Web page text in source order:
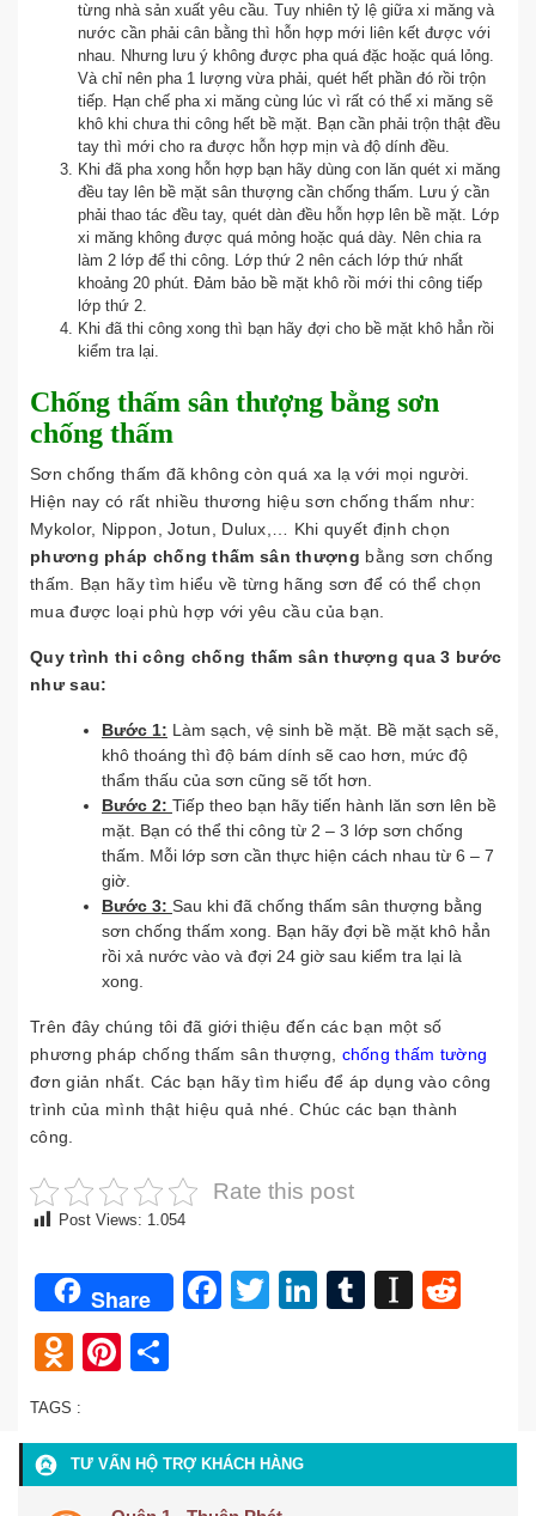
từng nhà sản xuất yêu cầu. Tuy nhiên tỷ lệ giữa xi măng và
nước cần phải cân bằng thì hỗn hợp mới liên kết được với
nhau. Nhưng lưu ý không được pha quá đặc hoặc quá lỏng.
Và chỉ nên pha 1 lượng vừa phải, quét hết phần đó rồi trộn
tiếp. Hạn chế pha xi măng cùng lúc vì rất có thể xi măng sẽ
khô khi chưa thi công hết bề mặt. Bạn cần phải trộn thật đều
tay thì mới cho ra được hỗn hợp mịn và độ dính đều.
Khi đã pha xong hỗn hợp bạn hãy dùng con lăn quét xi măng
đều tay lên bề mặt sân thượng cần chống thấm. Lưu ý cần
phải thao tác đều tay, quét dàn đều hỗn hợp lên bề mặt. Lớp
xi măng không được quá mỏng hoặc quá dày. Nên chia ra
làm 2 lớp để thi công. Lớp thứ 2 nên cách lớp thứ nhất
khoảng 20 phút. Đảm bảo bề mặt khô rồi mới thi công tiếp
lớp thứ 2.
Khi đã thi công xong thì bạn hãy đợi cho bề mặt khô hẳn rồi
kiểm tra lại.
Chống thấm sân thượng bằng sơn
chống thấm
Sơn chống thấm đã không còn quá xa lạ với mọi người.
Hiện nay có rất nhiều thương hiệu sơn chống thấm như:
Mykolor, Nippon, Jotun, Dulux,… Khi quyết định chọn
phương pháp chống thấm sân thượng bằng sơn chống
thấm. Bạn hãy tìm hiểu về từng hãng sơn để có thể chọn
mua được loại phù hợp với yêu cầu của bạn.
Quy trình thi công chống thấm sân thượng qua 3 bước
như sau:
Bước 1: Làm sạch, vệ sinh bề mặt. Bề mặt sạch sẽ,
khô thoáng thì độ bám dính sẽ cao hơn, mức độ
thẩm thấu của sơn cũng sẽ tốt hơn.
Bước 2: Tiếp theo bạn hãy tiến hành lăn sơn lên bề
mặt. Bạn có thể thi công từ 2 – 3 lớp sơn chống
thấm. Mỗi lớp sơn cần thực hiện cách nhau từ 6 – 7
giờ.
Bước 3: Sau khi đã chống thấm sân thượng bằng
sơn chống thấm xong. Bạn hãy đợi bề mặt khô hẳn
rồi xả nước vào và đợi 24 giờ sau kiểm tra lại là
xong.
Trên đây chúng tôi đã giới thiệu đến các bạn một số
phương pháp chống thấm sân thượng, chống thấm tường
đơn giản nhất. Các bạn hãy tìm hiểu để áp dụng vào công
trình của mình thật hiệu quả nhé. Chúc các bạn thành
công.
Rate this post
Post Views: 1.054
Share Facebook
TwitterLinkedIn
Tumblr
Odnoklassniki
Pinterest
TAGS :
TƯ VẤN HỘ TRỢ KHÁCH HÀNG